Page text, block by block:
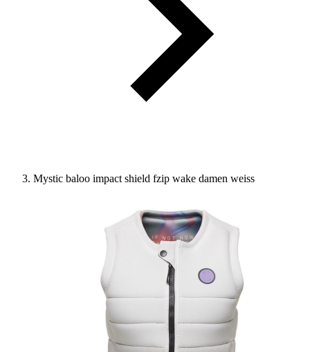
Mystic baloo impact shield fzip wake damen weiss